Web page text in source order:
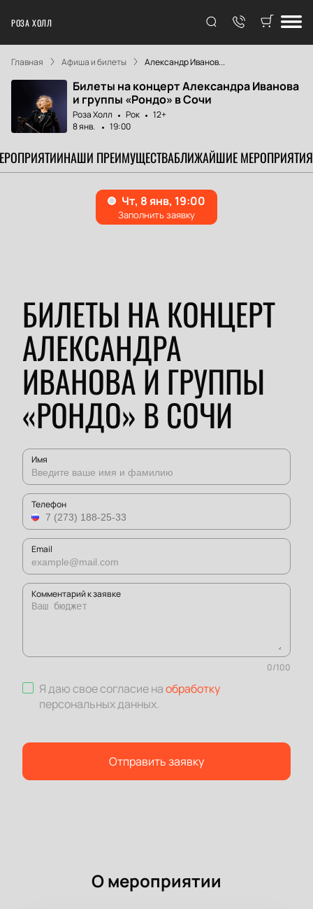
РОЗА ХОЛЛ
Главная Афиша и билеты Александр Иванов...
Билеты на концерт Александра Иванова
и группы «Рондо» в Сочи
Роза Холл Рок
12+
8 янв.
19:00
НАШИ ПРЕИМУЩЕСТВАБЛИЖАЙШИЕ МЕРОПРИЯТИЯ
БИЛЕТЫ НА КОНЦЕРТ
АЛЕКСАНДРА
ИВАНОВА И ГРУППЫ
«РОНДО» В СОЧИ
Имя
Телефон
Email
Комментарий к заявке
0/100
Я даю свое согласие наобработку
персональных данных.
Отправить заявку
О мероприятии